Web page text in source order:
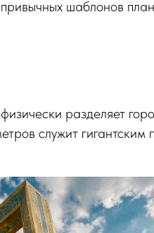
шаблонов
разделяет
служит